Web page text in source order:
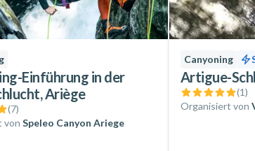
Einführung in der
Ariège
(7)
von Speleo Canyon Ariege
Canyoning
Artigue-
(1)
Organisiert von